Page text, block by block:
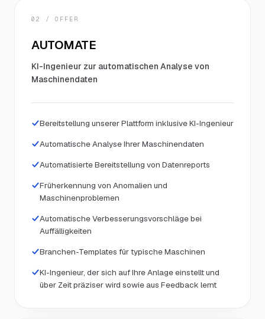
02 / OFFER
AUTOMATE
KI-Ingenieur zur automatischen Analyse von
Maschinendaten
Bereitstellung unserer Plattform inklusive KI-Ingenieur
Automatische Analyse Ihrer Maschinendaten
Automatisierte Bereitstellung von Datenreports
Früherkennung von Anomalien und
Maschinenproblemen
Automatische Verbesserungsvorschläge bei
Auffälligkeiten
Branchen-Templates für typische Maschinen
KI-Ingenieur, der sich auf Ihre Anlage einstellt und
über Zeit präziser wird sowie aus Feedback lernt